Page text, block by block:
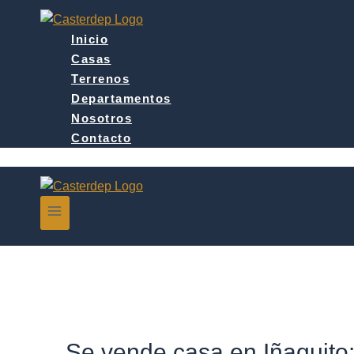
Inicio
Casas
Terrenos
Departamentos
Nosotros
Contacto